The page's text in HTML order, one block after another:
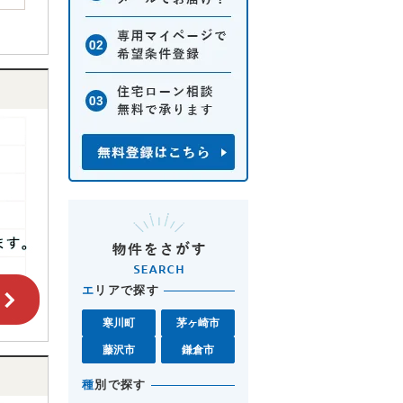
エ リアで探す
寒川町 茅ヶ崎市
藤沢市 鎌倉市
種別で探す